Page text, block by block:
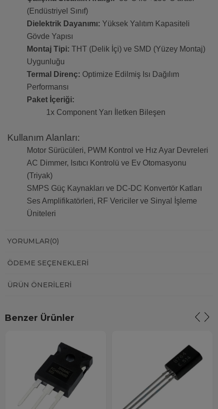
(Endüstriyel Sınıf)
Dielektrik Dayanımı: Yüksek Yalıtım Kapasiteli
Gövde Yapısı
Montaj Tipi: THT (Delik İçi) ve SMD (Yüzey Montaj)
Uygunluğu
Termal Direnç: Optimize Edilmiş Isı Dağılım
Performansı
Paket İçeriği:
1x Component Yarı İletken Bileşen
Kullanım Alanları:
Motor Sürücüleri, PWM Kontrol ve Hız Ayar Devreleri
AC Dimmer, Isıtıcı Kontrolü ve Ev Otomasyonu
(Triyak)
SMPS Güç Kaynakları ve DC-DC Konvertör Katları
Ses Amplifikatörleri, RF Vericiler ve Sinyal İşleme
Üniteleri
YORUMLAR(0)
ÖDEME SEÇENEKLERI
ÜRÜN ÖNERILERI
Benzer Ürünler